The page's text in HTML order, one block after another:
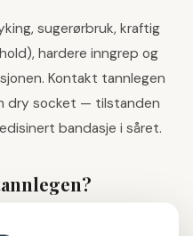
sugerørbruk, kraftig
hardere inngrep og
Kontakt tannlegen
dry socket — tilstanden
bandasje i såret.